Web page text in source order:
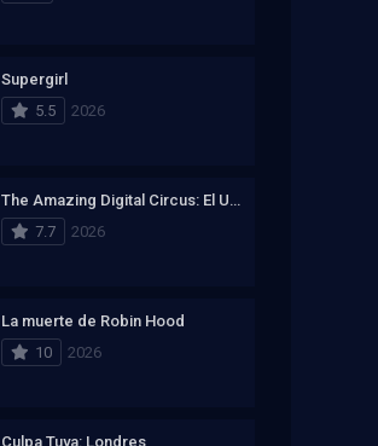
Supergirl
5.5
2026
The Amazing Digital Circus: El Ultimo Acto
7.7
2026
La muerte de Robin Hood
10
2026
Culpa Tuya: Londres